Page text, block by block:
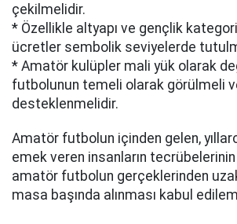
çekilmelidir.
* Özellikle altyapı ve gençlik
ücretler sembolik seviyelerde
* Amatör kulüpler mali yük olarak
futbolunun temeli olarak görülmeli
desteklenmelidir.
Amatör futbolun içinden gelen,
emek veren insanların tecrübelerinin
amatör futbolun gerçeklerinden
masa başında alınması kabul